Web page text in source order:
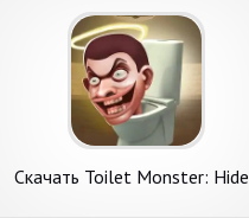
Скачать Toilet Monster: Hide